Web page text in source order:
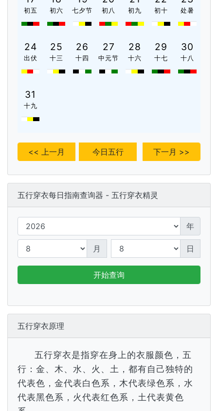
初五 初六 七夕节 初八 初九 初十 处暑
24
出伏
25
十三
26
十四
27
中元节
28
十六
29
十七
30
十八
31
十九
<< 上一月 今日五行 下一月 >>
五行穿衣每日指南查询器 - 五行穿衣精灵
年
月 日
开始查询
五行穿衣原理
五行穿衣是指穿在身上的衣服颜色，五
行：金、木、水、火、土，都有自己独特的
代表色，金代表白色系，木代表绿色系，水
代表黑色系，火代表红色系，土代表黄色